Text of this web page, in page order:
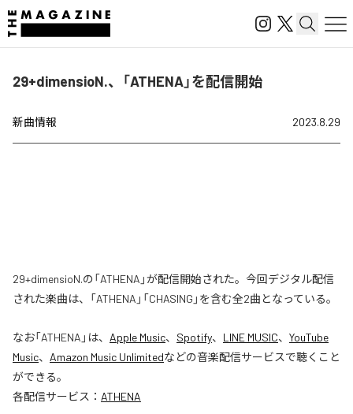
29+dimensioN.、「ATHENA」を配信開始
新曲情報 2023.8.29
29+dimensioN.の「ATHENA」が配信開始された。今回デジタル配信
された楽曲は、「ATHENA」「CHASING」を含む全2曲となっている。
なお「ATHENA 」は、 Apple Music、 Spotify、 LINE MUSIC、 YouTube
Music、 Amazon Music Unlimitedなどの音楽配信サービスで聴くこと
ができる。
各配信サービス： ATHENA